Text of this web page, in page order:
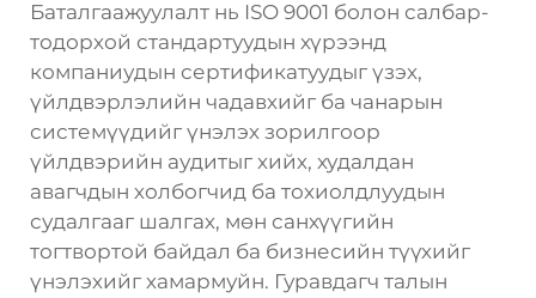
Баталгаажуулалт нь ISO 9001 болон салбар-
тодорхой стандартуудын хүрээнд
компаниудын сертификатуудыг үзэх,
үйлдвэрлэлийн чадавхийг ба чанарын
системүүдийг үнэлэх зорилгоор
үйлдвэрийн аудитыг хийх, худалдан
авагчдын холбогчид ба тохиолдлуудын
судалгааг шалгах, мөн санхүүгийн
тогтвортой байдал ба бизнесийн түүхийг
үнэлэхийг хамармуйн. Гуравдагч талын